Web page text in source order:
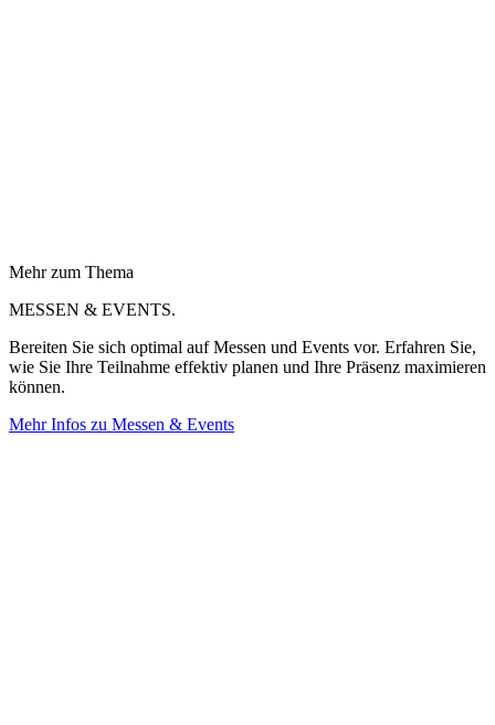
Mehr zum Thema
MESSEN & EVENTS.
Bereiten Sie sich optimal auf Messen und Events vor. Erfahren Sie,
wie Sie Ihre Teilnahme effektiv planen und Ihre Präsenz maximieren
können.
Mehr Infos zu Messen & Events